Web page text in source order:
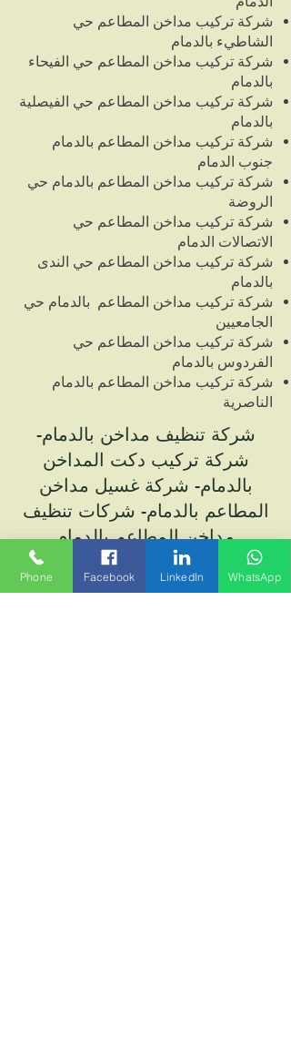
شركة تركيب مداخن المطاعم حي
الشاطيء بالدمام
شركة تركيب مداخن المطاعم حي الفيحاء
بالدمام
شركة تركيب مداخن المطاعم حي الفيصلية
بالدمام
شركة تركيب مداخن المطاعم بالدمام
جنوب الدمام
شركة تركيب مداخن المطاعم بالدمام حي
الروضة
شركة تركيب مداخن المطاعم حي
الاتصالات الدمام
شركة تركيب مداخن المطاعم حي الندى
بالدمام
شركة تركيب مداخن المطاعم بالدمام حي
الجامعيين
شركة تركيب مداخن المطاعم حي
الفردوس بالدمام
شركة تركيب مداخن المطاعم بالدمام
الناصرية
شركة تنظيف مداخن بالدمام-
شركة تركيب دكت المداخن
بالدمام- شركة غسيل مداخن
المطاعم بالدمام- شركات تنظيف
مداخن المطاعم بالدمام
تحل شركتنا شركة تنظيف المداخن بالدمامPhone Facebook LinkedIn WhatsApp